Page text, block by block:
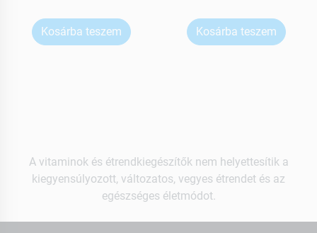
Kosárba teszem Kosárba teszem
A vitaminok és étrendkiegészítők nem helyettesítik a
kiegyensúlyozott, változatos, vegyes étrendet és az
egészséges életmódot.